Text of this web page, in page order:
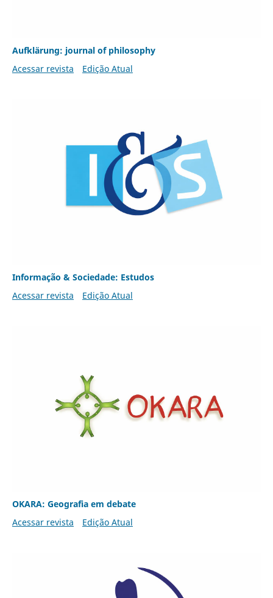
Aufklärung: journal of philosophy
Acessar revista
Edição Atual
Informação & Sociedade: Estudos
Acessar revista
Edição Atual
OKARA: Geografia em debate
Acessar revista
Edição Atual